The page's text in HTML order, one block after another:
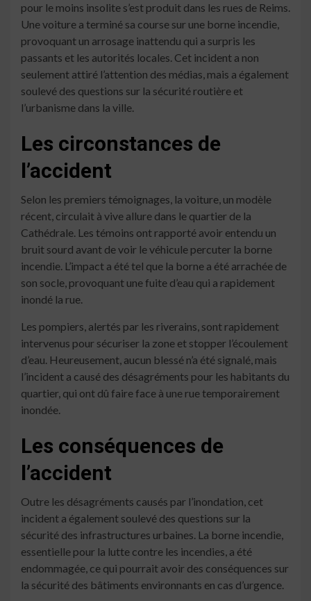
pour le moins insolite s’est produit dans les rues de Reims.
Une voiture a terminé sa course sur une borne incendie,
provoquant un arrosage inattendu qui a surpris les
passants et les autorités locales. Cet incident a non
seulement attiré l’attention des médias, mais a également
soulevé des questions sur la sécurité routière et
l’urbanisme dans la ville.
Les circonstances de
l’accident
Selon les premiers témoignages, la voiture, un modèle
récent, circulait à vive allure dans le quartier de la
Cathédrale. Les témoins ont rapporté avoir entendu un
bruit sourd avant de voir le véhicule percuter la borne
incendie. L’impact a été tel que la borne a été arrachée de
son socle, provoquant une fuite d’eau qui a rapidement
inondé la rue.
Les pompiers, alertés par les riverains, sont rapidement
intervenus pour sécuriser la zone et stopper l’écoulement
d’eau. Heureusement, aucun blessé n’a été signalé, mais
l’incident a causé des désagréments pour les habitants du
quartier, qui ont dû faire face à une rue temporairement
inondée.
Les conséquences de
l’accident
Outre les désagréments causés par l’inondation, cet
incident a également soulevé des questions sur la
sécurité des infrastructures urbaines. La borne incendie,
essentielle pour la lutte contre les incendies, a été
endommagée, ce qui pourrait avoir des conséquences sur
la sécurité des bâtiments environnants en cas d’urgence.